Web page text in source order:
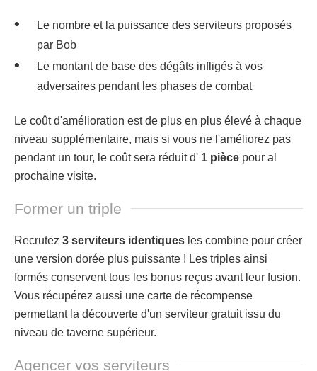
Le nombre et la puissance des serviteurs proposés
par Bob
Le montant de base des dégâts infligés à vos
adversaires pendant les phases de combat
Le coût d'amélioration est de plus en plus élevé à chaque
niveau supplémentaire, mais si vous ne l'améliorez pas
pendant un tour, le coût sera réduit d' 1 pièce pour al
prochaine visite.
Former un triple
Recrutez 3 serviteurs identiques les combine pour créer
une version dorée plus puissante ! Les triples ainsi
formés conservent tous les bonus reçus avant leur fusion.
Vous récupérez aussi une carte de récompense
permettant la découverte d'un serviteur gratuit issu du
niveau de taverne supérieur.
Agencer vos serviteurs